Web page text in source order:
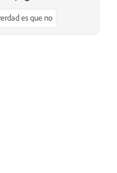
es que no